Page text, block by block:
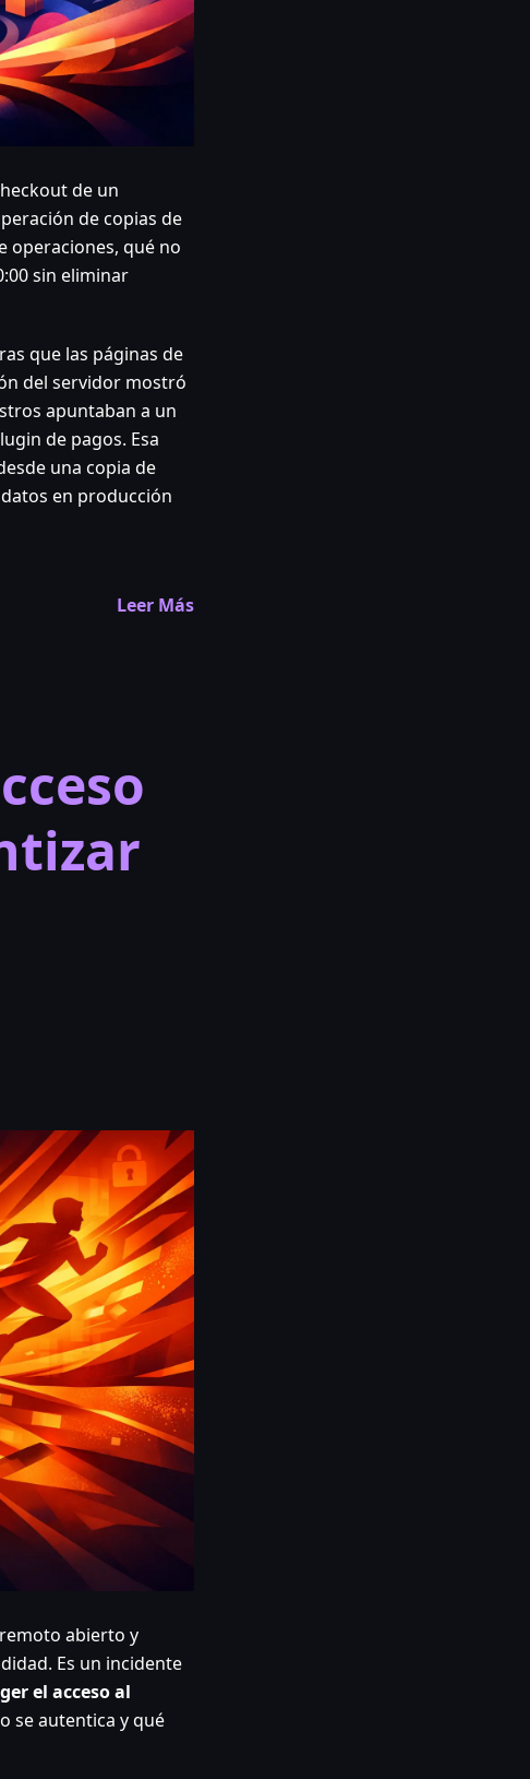
de un
de copias de
operaciones, qué no
sin eliminar
que las páginas de
del servidor mostró
apuntaban a un
de pagos. Esa
una copia de
en producción
Leer Más
abierto y
Es un incidente
el acceso al
se autentica y qué